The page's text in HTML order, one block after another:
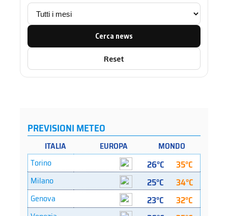
Cerca news
Reset